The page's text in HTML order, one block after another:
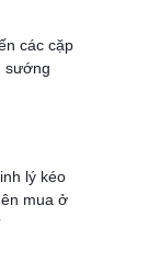
các cặp
sướng
lý kéo
mua ở